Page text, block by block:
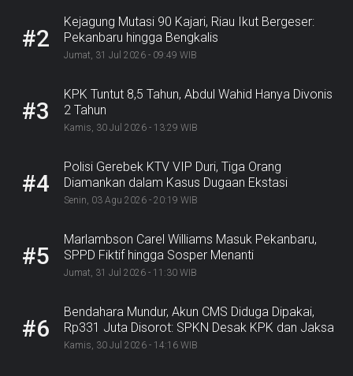
#2
Kejagung Mutasi 90 Kajari, Riau Ikut Bergeser:
Pekanbaru hingga Bengkalis
Jumat, 31 Jul 2026 - 09:49 WIB
#3
KPK Tuntut 8,5 Tahun, Abdul Wahid Hanya Divonis
2 Tahun
Kamis, 30 Jul 2026 - 13:29 WIB
#4
Polisi Gerebek KTV VIP Duri, Tiga Orang
Diamankan dalam Kasus Dugaan Ekstasi
Senin, 03 Agu 2026 - 20:19 WIB
#5
Marlambson Carel Williams Masuk Pekanbaru,
SPPD Fiktif hingga Sosper Menanti
Jumat, 31 Jul 2026 - 11:30 WIB
#6
Bendahara Mundur, Akun CMS Diduga Dipakai,
Rp331 Juta Disorot: SPKN Desak KPK dan Jaksa
Bergerak
Kamis, 30 Jul 2026 - 14:16 WIB